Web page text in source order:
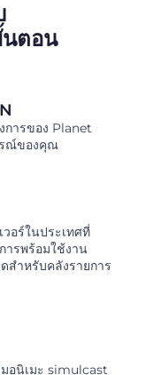
ตอน
การของ Planet
รณ์ของคุณ
อร์ในประเทศที่
รพร้อมใช้งาน
สำหรับคลังรายการ
อนิเมะ simulcast